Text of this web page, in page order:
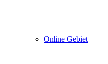
Online Gebiet